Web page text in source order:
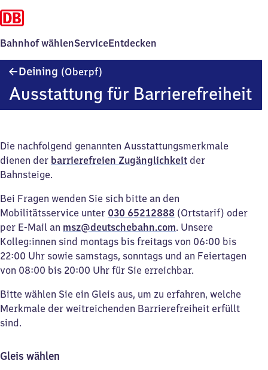
Bahnhof wählenServiceEntdecken
Deining (Oberpf)
Ausstattung für Barrierefreiheit
Die nachfolgend genannten Ausstattungsmerkmale
dienen der barrierefreien Zugänglichkeit der
Bahnsteige.
Bei Fragen wenden Sie sich bitte an den
Mobilitätsservice unter 030 65212888 (Ortstarif) oder
per E-Mail an msz@deutschebahn.com. Unsere
Kolleg:innen sind montags bis freitags von 06:00 bis
22:00 Uhr sowie samstags, sonntags und an Feiertagen
von 08:00 bis 20:00 Uhr für Sie erreichbar.
Bitte wählen Sie ein Gleis aus, um zu erfahren, welche
Merkmale der weitreichenden Barrierefreiheit erfüllt
sind.
Gleis wählen